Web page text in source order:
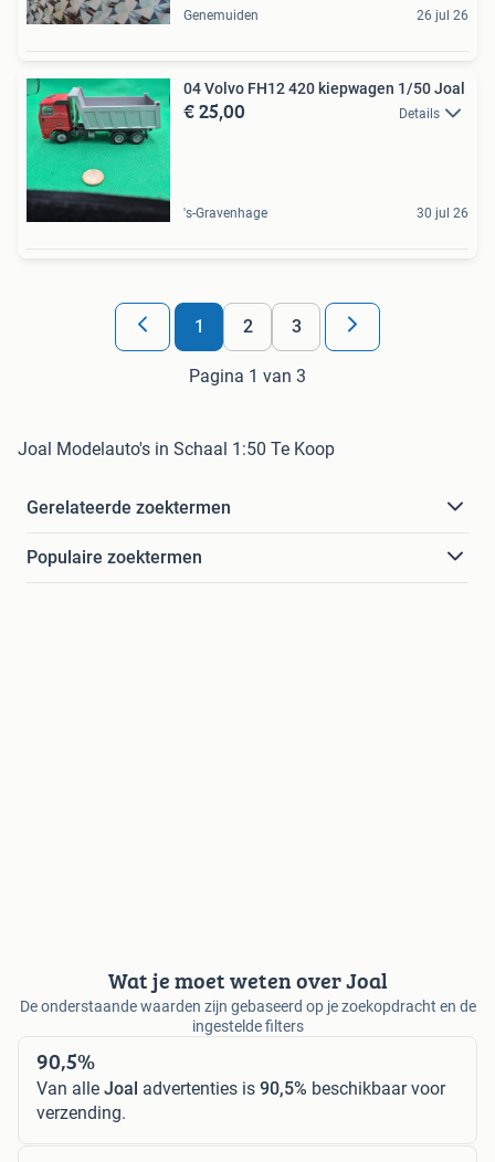
Genemuiden 26 jul 26
04 Volvo FH12 420 kiepwagen 1/50 Joal
€ 25,00 Details
's-Gravenhage 30 jul 26
1 2 3
Pagina 1 van 3
Joal Modelauto's in Schaal 1:50 Te Koop
Gerelateerde zoektermen
Populaire zoektermen
Wat je moet weten over Joal
De onderstaande waarden zijn gebaseerd op je zoekopdracht en de
ingestelde filters
90,5%
Van alle Joal advertenties is 90,5% beschikbaar voor
verzending.